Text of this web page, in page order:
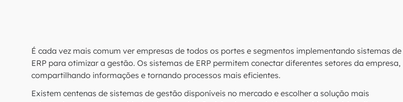
É cada vez mais comum ver empresas de todos os portes e segmentos implementando sistemas de
ERP para otimizar a gestão. Os sistemas de ERP permitem conectar diferentes setores da empresa,
compartilhando informações e tornando processos mais eficientes.
Existem centenas de sistemas de gestão disponíveis no mercado e escolher a solução mais